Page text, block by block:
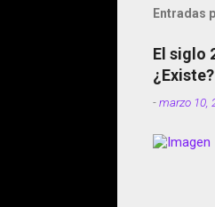
Entradas
El siglo
¿Existe?
-marzo 10,